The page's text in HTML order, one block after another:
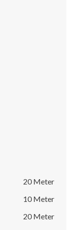
20 Meter
10 Meter
20 Meter